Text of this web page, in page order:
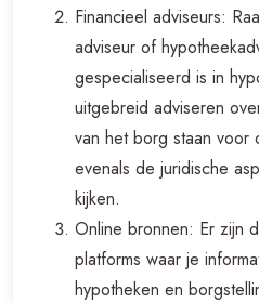
Financieel adviseurs:
adviseur of
gespecialiseerd is in
uitgebreid adviseren
van het borg staan voor
evenals de juridische
kijken.
Online bronnen: Er zijn
platforms waar je
hypotheken en